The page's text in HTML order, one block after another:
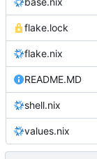
flake.lock
flake.nix
README.MD
shell.nix
values.nix